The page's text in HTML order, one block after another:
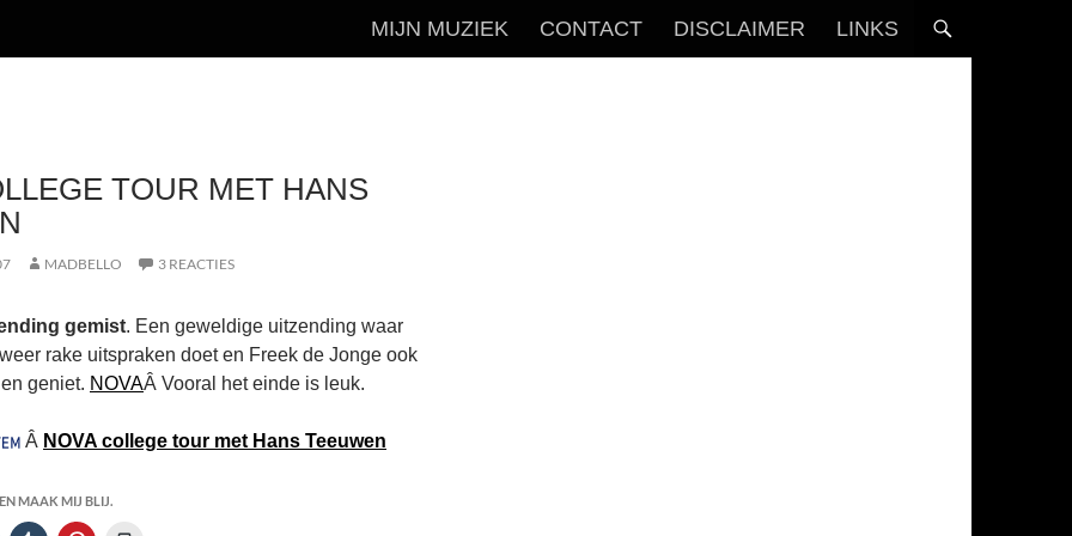
MIJN MUZIEK CONTACT DISCLAIMER LINKS
TOUR MET HANS
MADBELLO 3 REACTIES
gemist. Een geweldige uitzending waar
rake uitspraken doet en Freek de Jonge ook
geniet. NOVAÂ Vooral het einde is leuk.
Â NOVA college tour met Hans Teeuwen
MAAK MIJ BLIJ.